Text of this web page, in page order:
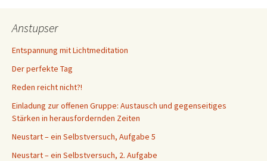
Anstupser
Entspannung mit Lichtmeditation
Der perfekte Tag
Reden reicht nicht?!
Einladung zur offenen Gruppe: Austausch und gegenseitiges
Stärken in herausfordernden Zeiten
Neustart – ein Selbstversuch, Aufgabe 5
Neustart – ein Selbstversuch, 2. Aufgabe